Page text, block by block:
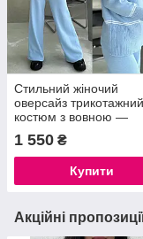
Стильний жіночий
оверсайз трикотажний
костюм з вовною —
кемел, сірий, беж,
оливка, блакитний |
42–46
1 550 ₴
Купити
Акційні